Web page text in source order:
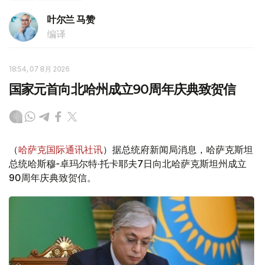
叶尔兰 马赞
编译
18:54, 07 8月 2026
国家元首向北哈州成立90周年庆典致贺信
（哈萨克国际通讯社讯）据总统府新闻局消息，哈萨克斯坦
总统哈斯穆-卓玛尔特·托卡耶夫7日向北哈萨克斯坦州成立
90周年庆典致贺信。